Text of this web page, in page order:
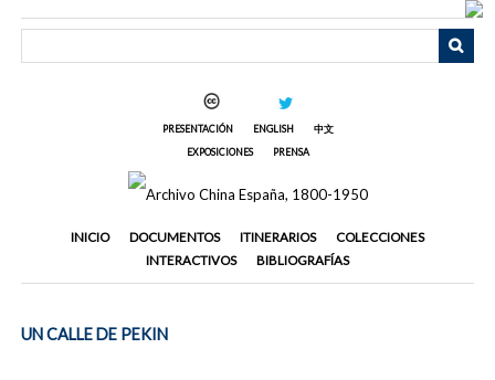
PRESENTACIÓN ENGLISH
中文
EXPOSICIONES
PRENSA
INICIO DOCUMENTOS ITINERARIOS
COLECCIONES
INTERACTIVOS
BIBLIOGRAFÍAS
UN CALLE DE PEKIN